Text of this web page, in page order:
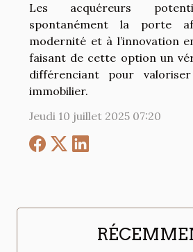
Les acquéreurs
spontanément la porte
modernité et à l’innovation
faisant de cette option un
différenciant pour
immobilier.
Jeudi 10 juillet 2025 07:20